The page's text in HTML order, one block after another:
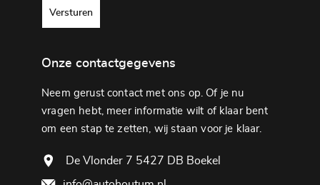
Versturen
Onze contactgegevens
Neem gerust contact met ons op. Of je nu
vragen hebt, meer informatie wilt of klaar bent
om een ​​stap te zetten, wij staan ​​voor je klaar.
De Vlonder 7 5427 DB Boekel